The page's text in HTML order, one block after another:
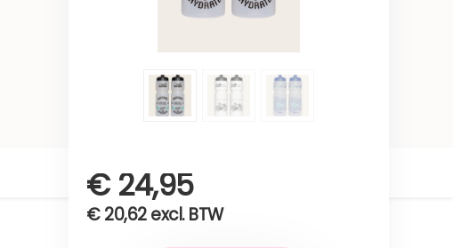
€24,95
€20,62 excl. BTW